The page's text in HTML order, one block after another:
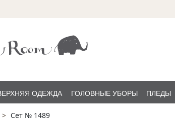
ОДЕЖДА ГОЛОВНЫЕ УБОРЫ ПЛЕДЫ
Сет № 1489